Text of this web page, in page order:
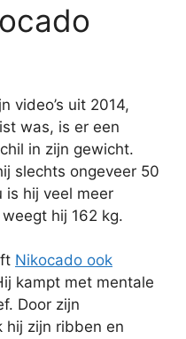
video’s uit 2014,
was, is er een
in zijn gewicht.
slechts ongeveer 50
is hij veel meer
hij 162 kg.
Nikocado ook
kampt met mentale
Door zijn
hij zijn ribben en